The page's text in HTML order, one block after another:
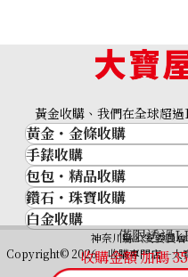
Platinum (Pt900) earrings
僅限透過
收購金額 加碼35
黃金收購、我們在全球超
黃金・金條收購
黃金與貴金屬
金的錠
金幣
黃金過去10年
黃金飾品
黃金戒指
手錶收購
名牌手錶
Rolex
Patek Philippe
Audemars Piguet
Vacheron
包包・精品收購
品牌精品
Cartier
LOUIS VUITTON
Hermès
鑽石・珠寶收購
鑽石･珠寶
祖母綠（翠玉）
白金收購
神奈川縣公安委員
Copyright© 2026 收購專門店—大